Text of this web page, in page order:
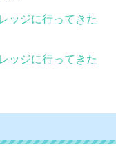
ッジに行ってきた
ッジに行ってきた